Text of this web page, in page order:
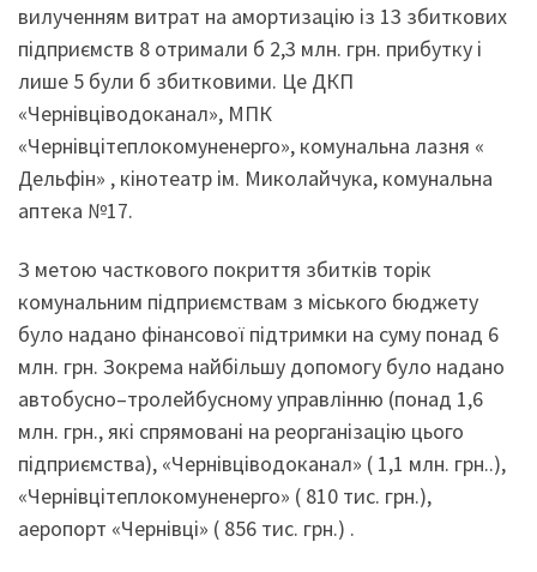
вилученням витрат на амортизацію із 13 збиткових
підприємств 8 отримали б 2,3 млн. грн. прибутку і
лише 5 були б збитковими. Це ДКП
«Чернівціводоканал», МПК
«Чернівцітеплокомуненерго», комунальна лазня «
Дельфін» , кінотеатр ім. Миколайчука, комунальна
аптека №17.
З метою часткового покриття збитків торік
комунальним підприємствам з міського бюджету
було надано фінансової підтримки на суму понад 6
млн. грн. Зокрема найбільшу допомогу було надано
автобусно–тролейбусному управлінню (понад 1,6
млн. грн., які спрямовані на реорганізацію цього
підприємства), «Чернівціводоканал» ( 1,1 млн. грн..),
«Чернівцітеплокомуненерго» ( 810 тис. грн.),
аеропорт «Чернівці» ( 856 тис. грн.) .